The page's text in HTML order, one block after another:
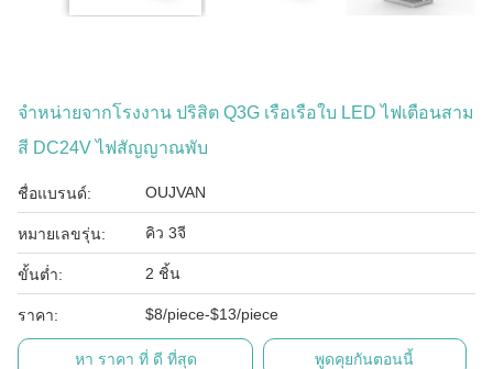
จําหน่ายจากโรงงาน ปริสิต Q3G เรือเรือใบ LED ไฟเตือนสาม
สี DC24V ไฟสัญญาณพับ
ชื่อแบรนด์: OUJVAN
หมายเลขรุ่น: คิว 3จี
ขั้นต่ำ: 2 ชิ้น
ราคา: $8/piece-$13/piece
หา ราคา ที่ ดี ที่สุด พูดคุยกันตอนนี้